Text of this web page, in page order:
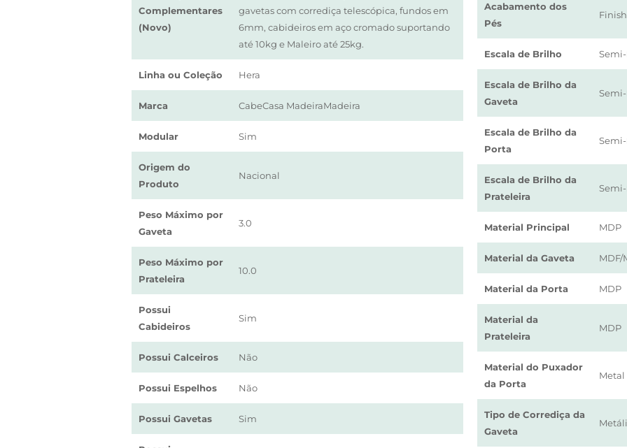
Complementares
(Novo)
gavetas com corrediça telescópica, fundos em
6mm, cabideiros em aço cromado suportando
até 10kg e Maleiro até 25kg.
Linha ou Coleção Hera
Marca CabeCasa MadeiraMadeira
Modular Sim
Origem do
Produto
Nacional
Peso Máximo por
Gaveta
3.0
Peso Máximo por
Prateleira
10.0
Possui
Cabideiros
Sim
Possui Calceiros Não
Possui Espelhos Não
Possui Gavetas Sim
Acabamento dos
Pés
Escala de Brilho
Escala de Brilho da
Gaveta
Escala de Brilho da
Porta
Escala de Brilho da
Prateleira
Material Principal MDP
Material da Gaveta MDF/
Material da Porta MDP
Material da
Prateleira
MDP
Material do Puxador
da Porta
Metal
Tipo de Corrediça da
Gaveta